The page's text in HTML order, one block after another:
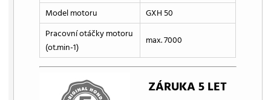
Model motoru
GXH 50
Pracovní otáčky motoru
(ot.min-1)
max. 7000
ZÁRUKA 5 LET